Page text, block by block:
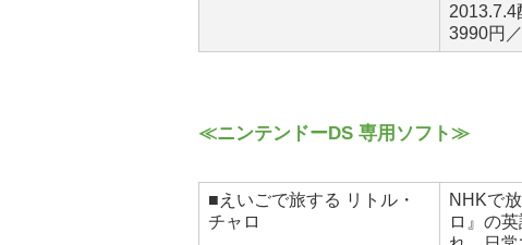
2013.7.4
3990円
≪ニンテンドーDS 専用ソフト≫
■えいごで旅する リトル・
チャロ
NHKで
ロ』の